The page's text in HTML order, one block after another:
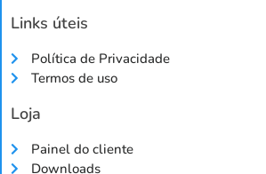
Links úteis
Política de Privacidade
Termos de uso
Loja
Painel do cliente
Downloads